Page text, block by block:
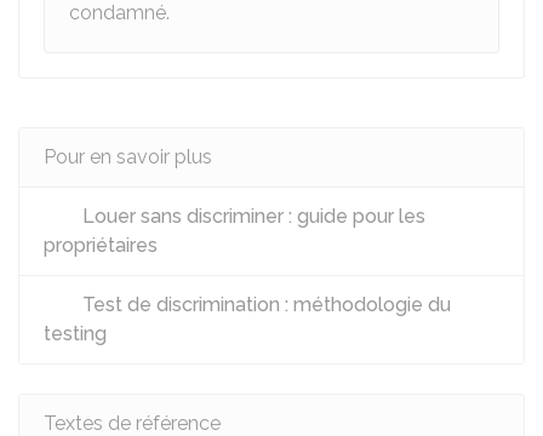
condamné.
Pour en savoir plus
Louer sans discriminer : guide pour les
propriétaires
Test de discrimination : méthodologie du
testing
Textes de référence